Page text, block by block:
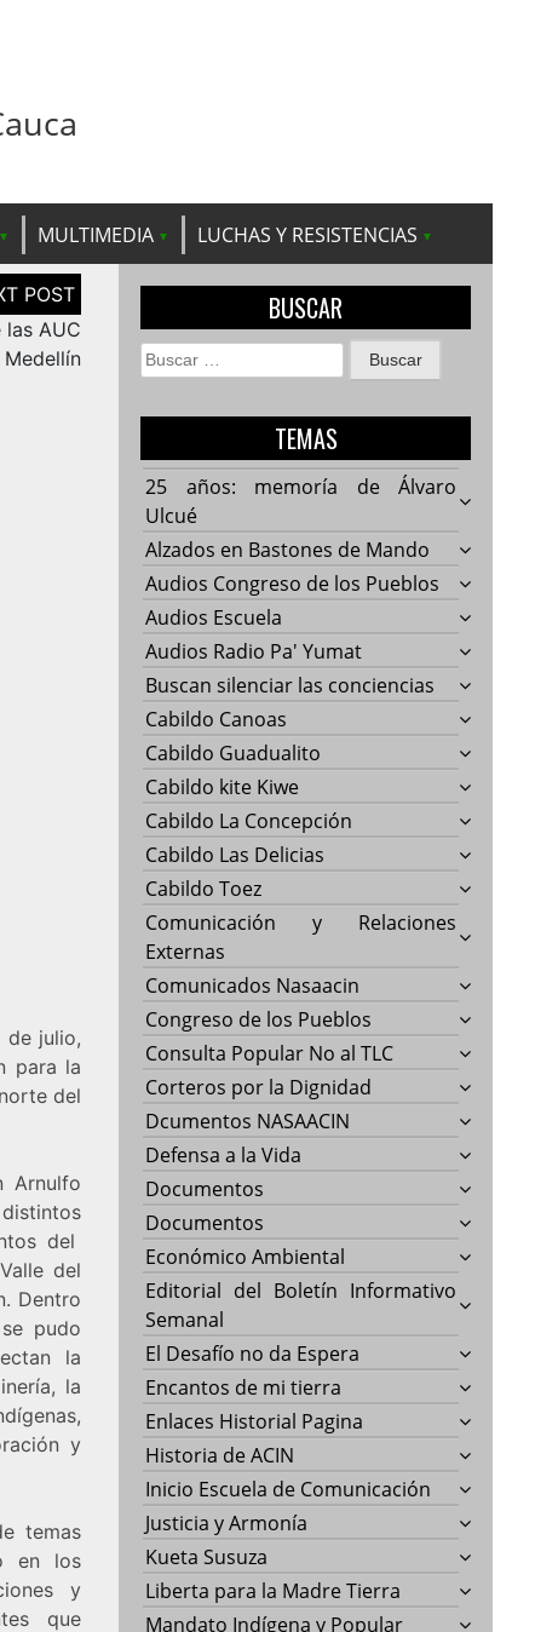
MULTIMEDIA LUCHAS Y RESISTENCIAS
las AUC
de julio,
para la
del
Arnulfo
del
del
Dentro
pudo
la
la
y
temas
en los
y
que
BUSCAR
Buscar:
TEMAS
25 años: memoría de Álvaro
Ulcué
Alzados en Bastones de Mando
Audios Congreso de los Pueblos
Audios Escuela
Audios Radio Pa' Yumat
Buscan silenciar las conciencias
Cabildo Canoas
Cabildo Guadualito
Cabildo kite Kiwe
Cabildo La Concepción
Cabildo Las Delicias
Cabildo Toez
Comunicación y Relaciones
Externas
Comunicados Nasaacin
Congreso de los Pueblos
Consulta Popular No al TLC
Corteros por la Dignidad
Dcumentos NASAACIN
Defensa a la Vida
Documentos
Documentos
Económico Ambiental
Editorial del Boletín Informativo
Semanal
El Desafío no da Espera
Encantos de mi tierra
Enlaces Historial Pagina
Historia de ACIN
Inicio Escuela de Comunicación
Justicia y Armonía
Kueta Susuza
Liberta para la Madre Tierra
Mandato Indígena y Popular